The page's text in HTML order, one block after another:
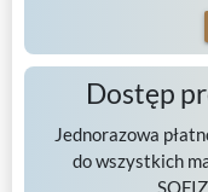
Dostęp
Jednorazowa
do wszystkich